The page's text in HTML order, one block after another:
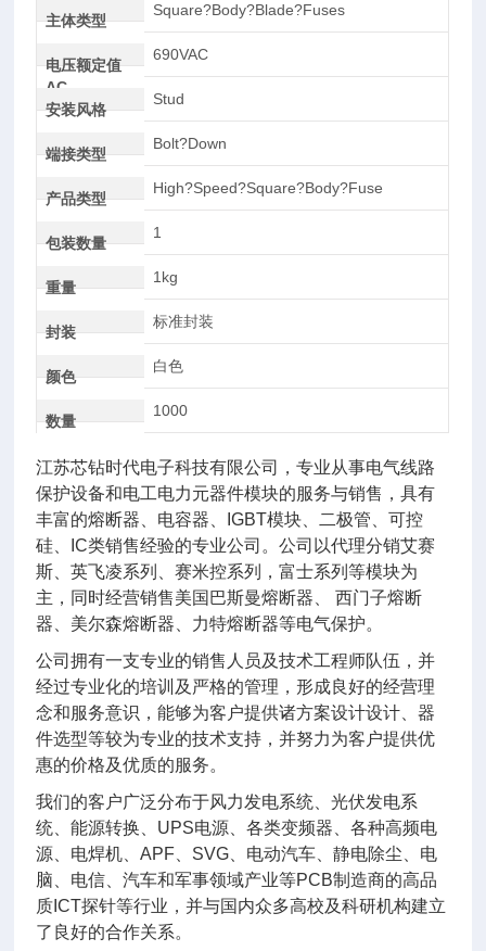
主体类型
Square?Body?Blade?Fuses
电压额定值
AC
690VAC
安装风格
Stud
端接类型
Bolt?Down
产品类型
High?Speed?Square?Body?Fuse
包装数量
1
重量
1kg
封装
标准封装
颜色
白色
数量
1000
江苏芯钻时代电子科技有限公司，专业从事电气线路
保护设备和电工电力元器件模块的服务与销售，具有
丰富的熔断器、电容器、IGBT模块、二极管、可控
硅、IC类销售经验的专业公司。公司以代理分销艾赛
斯、英飞凌系列、赛米控系列，富士系列等模块为
主，同时经营销售美国巴斯曼熔断器、 西门子熔断
器、美尔森熔断器、力特熔断器等电气保护。
公司拥有一支专业的销售人员及技术工程师队伍，并
经过专业化的培训及严格的管理，形成良好的经营理
念和服务意识，能够为客户提供诸方案设计设计、器
件选型等较为专业的技术支持，并努力为客户提供优
惠的价格及优质的服务。
我们的客户广泛分布于风力发电系统、光伏发电系
统、能源转换、UPS电源、各类变频器、各种高频电
源、电焊机、APF、SVG、电动汽车、静电除尘、电
脑、电信、汽车和军事领域产业等PCB制造商的高品
质ICT探针等行业，并与国内众多高校及科研机构建立
了良好的合作关系。